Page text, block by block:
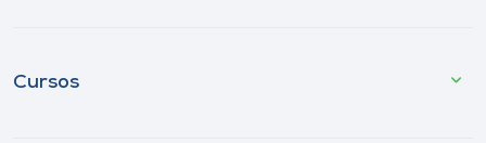
Cursos